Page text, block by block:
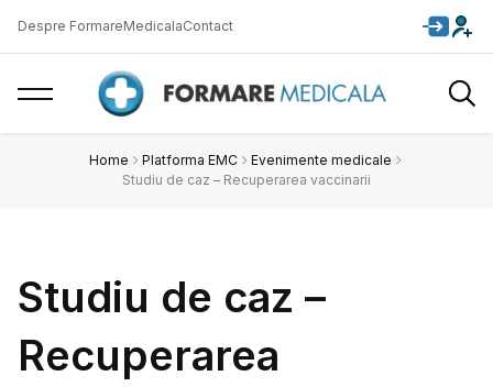
Despre FormareMedicalaContact
Home Platforma EMC
Evenimente medicale
Studiu de caz – Recuperarea vaccinarii
Studiu de caz –
Recuperarea